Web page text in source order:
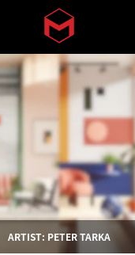
Skip to main
ARTIST: PETER TARKA